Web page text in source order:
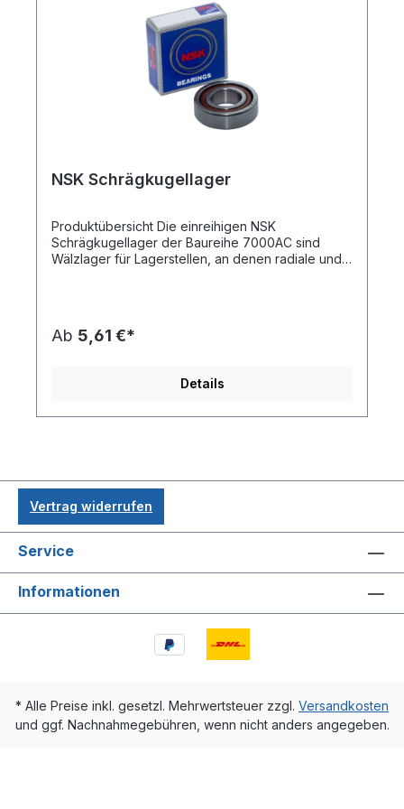
NSK Schrägkugellager
Produktübersicht Die einreihigen NSK Schrägkugellager der Baureihe 7000AC sind Wälzlager für Lagerstellen, an denen radiale und axiale Kräfte gleichzeitig auftreten. Sie werden vom japanischen Wälzlagerhersteller NSK Ltd. gefertigt, einem seit Jahrzehnten etablierten Anbieter im Bereich Antriebs- und Lagertechnik. Die Baureihe deckt einen breiten Bereich an Wellendurchmessern ab und wird in Werkzeugmaschinen, Spindeln, Pumpen und Gerätebau eingesetzt. Konstruktionsmerkmale und Funktionsweise Innen- und Außenring sind gegeneinander versetzt ausgeführt, sodass die Drucklinie schräg durch das Lager verläuft. Der Kontaktwinkel liegt bei dieser Baureihe je nach Baugröße bei etwa 25° bis 30°. Dadurch werden Axialkräfte in einer Richtung aufgenommen; für beidseitige Belastung sind zwei Lager als Paar zu montieren. Anordnung im Paar X-Anordnung: Drucklinien nach außen, höhere Kippsteifigkeit bei größerem Lagerabstand. O-Anordnung: Drucklinien nach innen, höhere axiale Steifigkeit auf begrenztem Bauraum. Material und Oberflächenbehandlung Ringe und Wälzkörper bestehen aus gehärtetem Wälzlagerstahl. Die Laufbahnen sind fein geschliffen und poliert, was geringe Reibung und gleichmäßigen Lauf begünstigt. Die Lager werden offen ausgeführt und sind damit für die anwendungsseitige Schmierung mit Fett oder Öl vorgesehen. Anwendungsbereiche Werkzeugmaschinen und CNC-Spindeln Kugelgewindetriebe und Festlagerstellen Pumpen, Kompressoren und Getriebe Textilmaschinen, Aufzüge, Vakuumtechnik Geräte- und Sondermaschinenbau Technische Vorteile Aufnahme kombinierter radialer und axialer Lasten Höhere Steifigkeit als vergleichbare Rillenkugellager Spielfreie oder vorgespannte Lagerung möglich Hohe zulässige Drehzahlen bei geringer Eigenerwärmung Definierte axiale Führung der Welle Kompatibilität Die Hauptabmessungen entsprechen der genormten Maßreihe 70.., sodass die Lager gegen baugleiche Schrägkugellager anderer Hersteller austauschbar sind. Sie lassen sich mit Passscheiben nach DIN 988 kombinieren, um die Vorspannung einzustellen. Welle und Gehäuse sind mit passenden Toleranzen (üblicherweise Welle k5/j5, Gehäuse H6/J6) auszuführen. Montage und Handhabung Die Montagekraft ist stets über den Ring aufzubringen, der eingepresst wird – die Kraft darf nicht über die Wälzkörper geleitet werden. Erwärmen des Innenrings erleichtert den Fügevorgang. Beim Paareinbau ist auf die richtige Ausrichtung der Ringbreiten zu achten; die Vorspannung wird über Passscheiben oder gepaarte Lagersätze definiert eingestellt. Zu hohe Vorspannung führt zu erhöhter Reibung und Wärmeentwicklung. Wartung und Lebensdauer Die Gebrauchsdauer hängt maßgeblich von Schmierung, Sauberkeit und Vorspannung ab. Fettschmierung ist für die meisten Anwendungen ausreichend; bei hohen Drehzahlen oder Dauerlast ist Ölschmierung vorteilhaft. Nachschmierintervalle richten sich nach Drehzahl, Temperatur und Umgebungsbedingungen. Ein Austausch ist angezeigt bei ungewöhnlichen Laufgeräuschen, spürbarem Spiel, erhöhter Reibung oder schwergängiger Wellenbewegung. Weiterführende Informationen Schrägkugellager vs. Normale Kugellager – Vor- und Nachteile, X- und O-Anordnung, sowie Vorspannung mit Passscheiben Dieser Beitrag informiert über die Unterschiede zwischen normalen Kugellagern und Schrägkugellagern, ihre Vor- und Nachteile sowie deren Einsatz in X- und O-Anordnung. Zudem wird erklärt, wie die Vorspannung mithilfe von Passscheiben eingestellt wird, um die Lagerleistung zu optimieren. Lager richtig schmieren – Der Praxisratgeber für Öl, Fett und lange Lebensdauer Der Ratgeber erklärt, warum die richtige Schmierung für die Lebensdauer und Leistungsfähigkeit von Lagern entscheidend ist und wann Öl oder Fett die bessere Wahl ist. Außerdem erfahren Sie, wie Lager richtig nachgeschmiert werden, welche Schmierfehler vermieden werden sollten und wie eine regelmäßige Wartung Ausfälle verhindert. Technische Daten » Material: Stahl Technische Zeichnungen / Daten d D w φ Dyn. Tragz. [N] Stat.Tragz. [N] max. U/min NSK Schrägkugellager 7000AC - 10x26x8 10 26 8 30 5500 2460 28000 NSK Schrägkugellager 7001AC - 12x28x8 12 28 8 30 ° 5800 2980 28000 NSK Schrägkugellager 7002AC - 15x32x9 15 32 9 30 ° 6100 3450 24000 NSK Schrägkugellager 7003AC - 17x35x10 17 35 10 25 ° 6500 3100 20000 NSK Schrägkugellager 7004AC - 20x42x12 20 42 12 30 ° 10800 6600 18000 NSK Schrägkugellager 7005AC - 25x47x12 25 47 12 30 ° 11300
Ab 5,61 €*
Details
Vertrag widerrufen
Service
Informationen
* Alle Preise inkl. gesetzl. Mehrwertsteuer zzgl. Versandkosten
und ggf. Nachnahmegebühren, wenn nicht anders angegeben.